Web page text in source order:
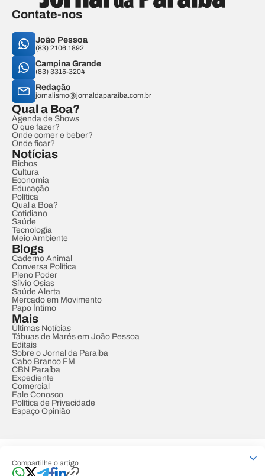
Compartilhe o artigo
Contate-nos
João Pessoa
(83) 2106.1892
Campina Grande
(83) 3315-3204
Redação
jornalismo@jornaldaparaiba.com.br
Qual a Boa?
Agenda de Shows
O que fazer?
Onde comer e beber?
Onde ficar?
Notícias
Bichos
Cultura
Economia
Educação
Política
Qual a Boa?
Cotidiano
Saúde
Tecnologia
Meio Ambiente
Blogs
Caderno Animal
Conversa Política
Pleno Poder
Sílvio Osias
Saúde Alerta
Mercado em Movimento
Papo Íntimo
Mais
Últimas Notícias
Tábuas de Marés em João Pessoa
Editais
Sobre o Jornal da Paraíba
Cabo Branco FM
CBN Paraíba
Expediente
Comercial
Fale Conosco
Política de Privacidade
Espaço Opinião